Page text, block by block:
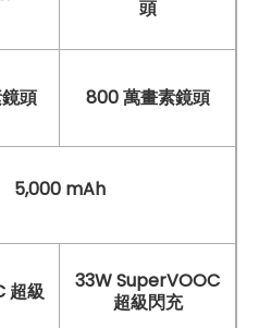
頭
頭 800 萬畫素鏡頭
5,000 mAh
超級
33W SuperVOOC
超級閃充